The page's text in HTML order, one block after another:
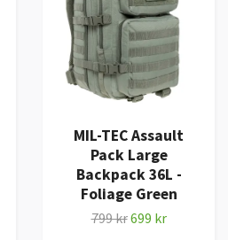
MIL-TEC Assault
Pack Large
Backpack 36L -
Foliage Green
799 kr699 kr